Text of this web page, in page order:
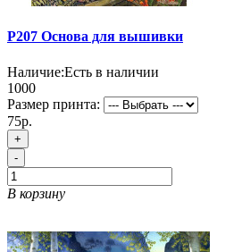
P207 Основа для вышивки
Наличие:Есть в наличии
1000
Размер принта:
75р.
+
-
В корзину